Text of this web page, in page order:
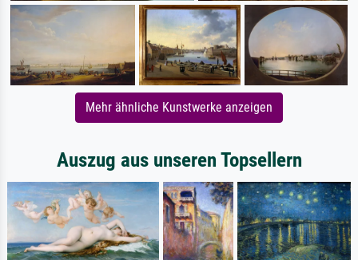
Mehr ähnliche Kunstwerke anzeigen
Auszug aus unseren Topsellern